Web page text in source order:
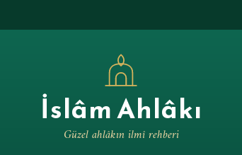
İslâm Ahlâkı
Güzel ahlâkın ilmî rehberi